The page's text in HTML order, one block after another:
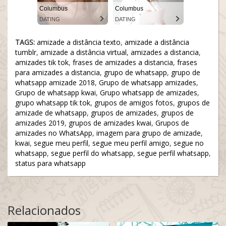
Columbus
DATING
Columbus
DATING
TAGS: amizade a distância texto, amizade a distância
tumblr, amizade a distância virtual, amizades a distancia,
amizades tik tok, frases de amizades a distancia, frases
para amizades a distancia, grupo de whatsapp, grupo de
whatsapp amizade 2018, Grupo de whatsapp amizades,
Grupo de whatsapp kwai, Grupo whatsapp de amizades,
grupo whatsapp tik tok, grupos de amigos fotos, grupos de
amizade de whatsapp, grupos de amizades, grupos de
amizades 2019, grupos de amizades kwai, Grupos de
amizades no WhatsApp, imagem para grupo de amizade,
kwai, segue meu perfil, segue meu perfil amigo, segue no
whatsapp, segue perfil do whatsapp, segue perfil whatsapp,
status para whatsapp
Relacionados